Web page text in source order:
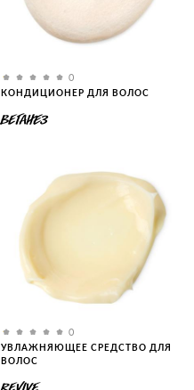
0
КОНДИЦИОНЕР ДЛЯ ВОЛОС
ВЕГАНЕЗ
0
УВЛАЖНЯЮЩЕЕ СРЕДСТВО ДЛЯ
ВОЛОС